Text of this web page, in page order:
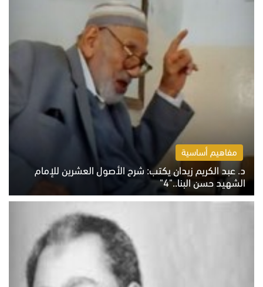
مفاهيم أساسية
د. عبد الكريم زيدان يكتب: شرح الأصول العشرين للإمام
الشهيد حسن البنا.."4"
الخميس 6 أغسطس 2026 10:27 ص